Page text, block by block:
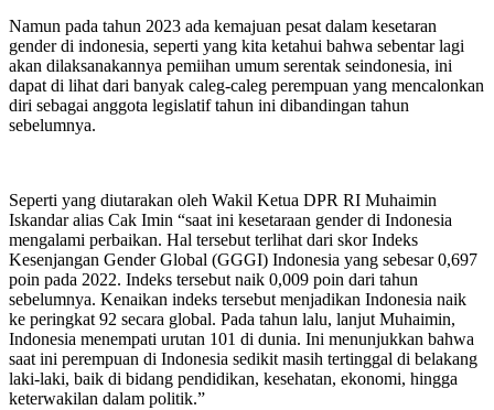
Namun pada tahun 2023 ada kemajuan pesat dalam kesetaran
gender di indonesia, seperti yang kita ketahui bahwa sebentar lagi
akan dilaksanakannya pemiihan umum serentak seindonesia, ini
dapat di lihat dari banyak caleg-caleg perempuan yang mencalonkan
diri sebagai anggota legislatif tahun ini dibandingan tahun
sebelumnya.
Seperti yang diutarakan oleh Wakil Ketua DPR RI Muhaimin
Iskandar alias Cak Imin “saat ini kesetaraan gender di Indonesia
mengalami perbaikan. Hal tersebut terlihat dari skor Indeks
Kesenjangan Gender Global (GGGI) Indonesia yang sebesar 0,697
poin pada 2022. Indeks tersebut naik 0,009 poin dari tahun
sebelumnya. Kenaikan indeks tersebut menjadikan Indonesia naik
ke peringkat 92 secara global. Pada tahun lalu, lanjut Muhaimin,
Indonesia menempati urutan 101 di dunia. Ini menunjukkan bahwa
saat ini perempuan di Indonesia sedikit masih tertinggal di belakang
laki-laki, baik di bidang pendidikan, kesehatan, ekonomi, hingga
keterwakilan dalam politik.”